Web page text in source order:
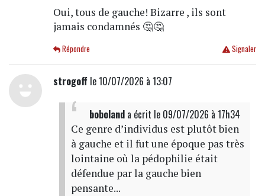
Oui, tous de gauche! Bizarre , ils sont
jamais condamnés 🤔🤔
Signaler
Répondre
strogoffle 10/07/2026 à 13:07
bobolanda écrit le 09/07/2026 à 17h34
Ce genre d’individus est plutôt bien
à gauche et il fut une époque pas très
lointaine où la pédophilie était
défendue par la gauche bien
pensante...